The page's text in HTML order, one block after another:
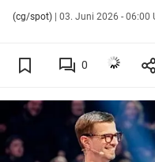
(cg/spot) | 03. Juni 2026 - 06:00
0